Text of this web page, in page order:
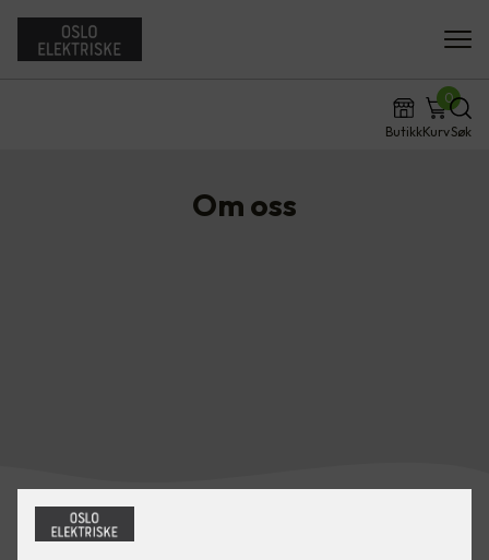
ButikkKurv
0
Søk
Om oss
Lorem ipsum dolor sit amet